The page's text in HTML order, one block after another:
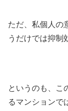
ただ、私個人の
うだけでは抑制
というのも、こ
るマンションで